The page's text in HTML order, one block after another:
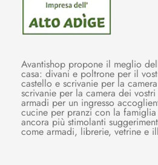
Avantishop propone il meglio
casa: divani e poltrone per il
castello e scrivanie per la
scrivanie per la camera dei
armadi per un ingresso
cucine per pranzi con la
ancora più stimolanti
come armadi, librerie, vetrine e